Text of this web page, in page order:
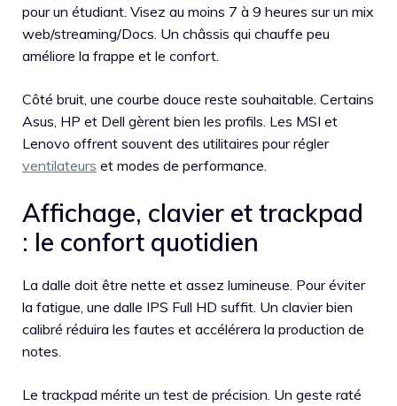
pour un étudiant. Visez au moins 7 à 9 heures sur un mix
web/streaming/Docs. Un châssis qui chauffe peu
améliore la frappe et le confort.
Côté bruit, une courbe douce reste souhaitable. Certains
Asus, HP et Dell gèrent bien les profils. Les MSI et
Lenovo offrent souvent des utilitaires pour régler
ventilateurs et modes de performance.
Affichage, clavier et trackpad
: le confort quotidien
La dalle doit être nette et assez lumineuse. Pour éviter
la fatigue, une dalle IPS Full HD suffit. Un clavier bien
calibré réduira les fautes et accélérera la production de
notes.
Le trackpad mérite un test de précision. Un geste raté